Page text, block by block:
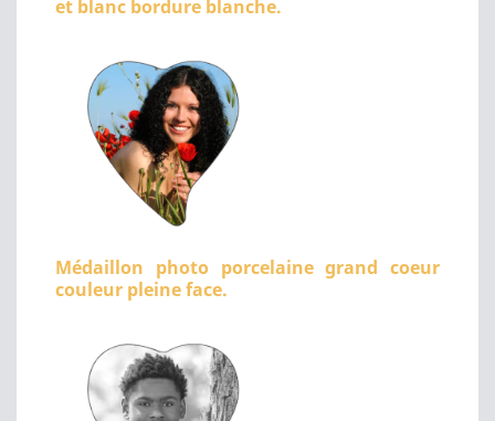
et blanc bordure blanche.
Médaillon photo porcelaine grand coeur
couleur pleine face.